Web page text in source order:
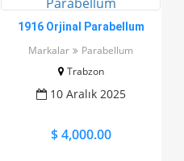
1916 Orjinal Parabellum
Markalar
Parabellum
Trabzon
10 Aralık 2025
$ 4,000.00